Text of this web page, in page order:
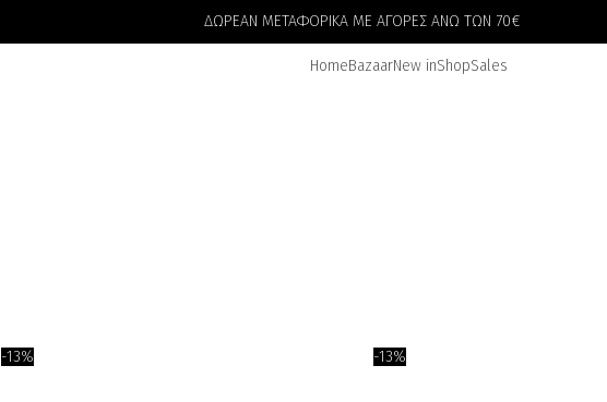
ΔΩΡΕΑΝ ΜΕΤΑΦΟΡΙΚΑ ΜΕ ΑΓΟΡΕΣ ΑΝΩ ΤΩΝ 70€
HomeBazaarNew inShopSales
-13% -13%